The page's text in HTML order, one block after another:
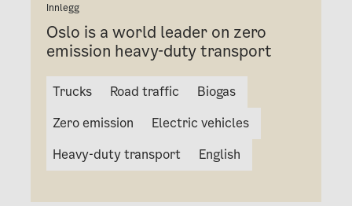
Innlegg
Oslo is a world leader on zero
emission heavy-duty transport
Trucks Road traffic
Biogas
Zero emission
Electric vehicles
Heavy-duty transport
English